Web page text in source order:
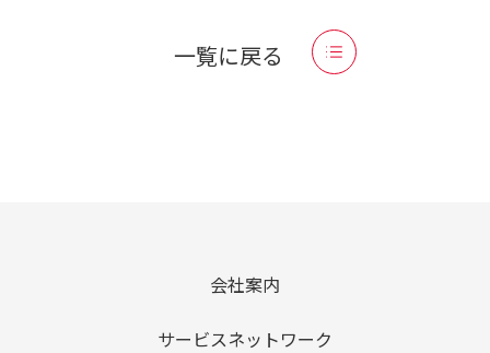
一覧に戻る
会社案内
サービスネットワーク